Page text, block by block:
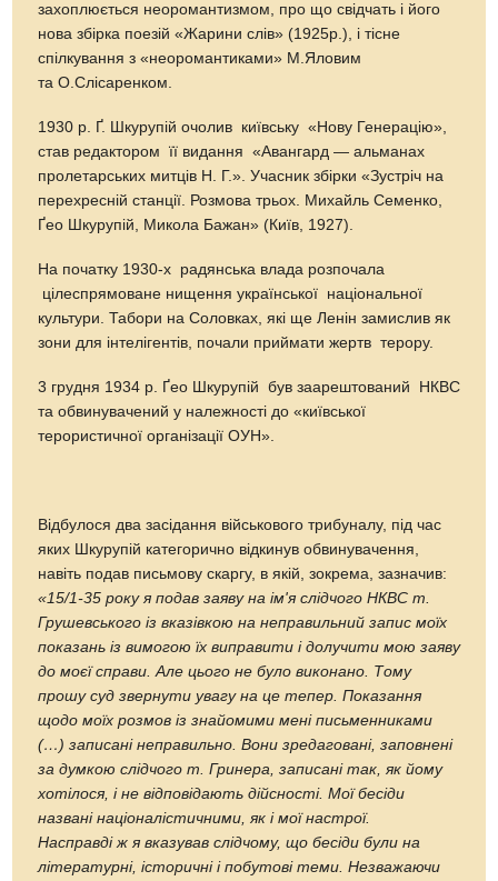
захоплюється неоромантизмом, про що свідчать і його
нова збірка поезій «Жарини слів» (1925р.), і тісне
спілкування з «неоромантиками» М.Яловим
та О.Слісаренком.
1930 р. Ґ. Шкурупій очолив київську «Нову Генерацію»,
став редактором її видання «Авангард — альманах
пролетарських митців Н. Г.». Учасник збірки «Зустріч на
перехресній станції. Розмова трьох. Михайль Семенко,
Ґео Шкурупій, Микола Бажан» (Київ, 1927).
На початку 1930-х радянська влада розпочала
цілеспрямоване нищення української національної
культури. Табори на Соловках, які ще Ленін замислив як
зони для інтелігентів, почали приймати жертв терору.
3 грудня 1934 р. Ґео Шкурупій був заарештований НКВС
та обвинувачений у належності до «київської
терористичної організації ОУН».
Відбулося два засідання військового трибуналу, під час
яких Шкурупій категорично відкинув обвинувачення,
навіть подав письмову скаргу, в якій, зокрема, зазначив:
«15/1-35 року я подав заяву на ім'я слідчого НКВС т.
Грушевського із вказівкою на неправильний запис моїх
показань із вимогою їх виправити і долучити мою заяву
до моєї справи. Але цього не було виконано. Тому
прошу суд звернути увагу на це тепер. Показання
щодо моїх розмов із знайомими мені письменниками
(…) записані неправильно. Вони зредаговані, заповнені
за думкою слідчого т. Гринера, записані так, як йому
хотілося, і не відповідають дійсності. Мої бесіди
названі націоналістичними, як і мої настрої.
Насправді ж я вказував слідчому, що бесіди були на
літературні, історичні і побутові теми. Незважаючи